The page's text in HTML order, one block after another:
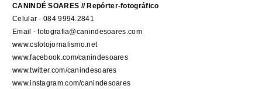
CANINDÉ SOARES // Repórter-fotográfico
Celular - 084 9994.2841
Email - fotografia@canindesoares.com
www.csfotojornalismo.net
www.facebook.com/canindesoares
www.twitter.com/canindesoares
www.instagram.com/canindesoares